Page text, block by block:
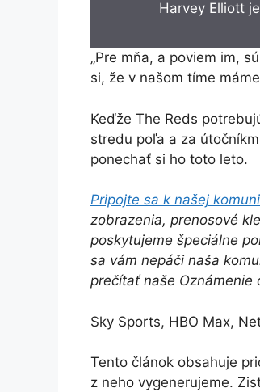
Harvey Elliott
„Pre mňa, a poviem im,
si, že v našom tíme
Keďže The Reds
stredu poľa a za
ponechať si ho toto leto.
Pripojte sa k našej
zobrazenia, prenosové
poskytujeme špeciálne
sa vám nepáči naša
prečítať naše Oznámenie
Sky Sports, HBO Max,
Tento článok obsahuje
z neho vygenerujeme.